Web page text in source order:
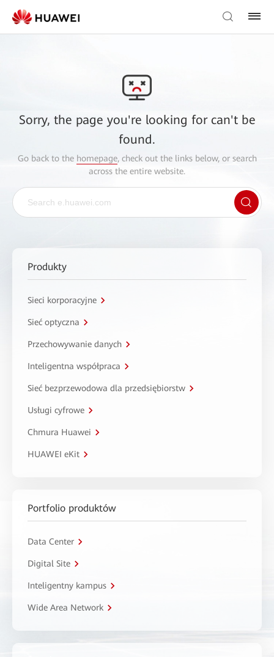
Sorry, the page you're looking for can't be
found.
Go back to the homepage, check out the links below, or search
across the entire website.
Produkty
Sieci korporacyjne
Sieć optyczna
Przechowywanie danych
Inteligentna współpraca
Sieć bezprzewodowa dla przedsiębiorstw
Usługi cyfrowe
Chmura Huawei
HUAWEI eKit
Portfolio produktów
Data Center
Digital Site
Inteligentny kampus
Wide Area Network